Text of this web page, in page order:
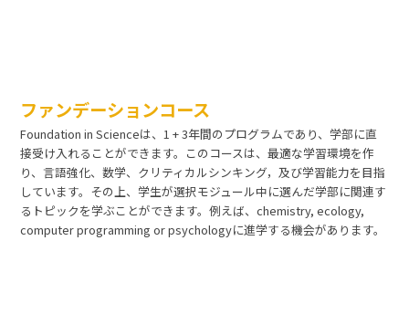
ファンデーションコース
Foundation in Scienceは、1 + 3年間のプログラムであり、学部に直
接受け入れることができます。このコースは、最適な学習環境を作
り、言語強化、数学、クリティカルシンキング，及び学習能力を目指
しています。その上、学生が選択モジュール中に選んだ学部に関連す
るトピックを学ぶことができます。例えば、chemistry, ecology,
computer programming or psychologyに進学する機会があります。